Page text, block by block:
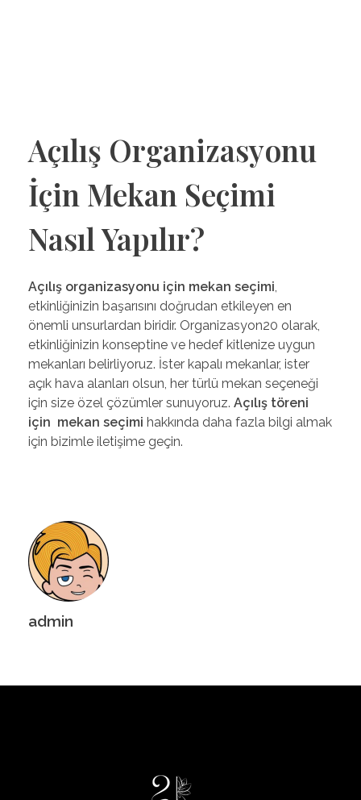
Açılış Organizasyonu
İçin Mekan Seçimi
Nasıl Yapılır?
Açılış organizasyonu için mekan seçimi
etkinliğinizin başarısını doğrudan etkileyen en
önemli unsurlardan biridir. Organizasyon20 olarak,
etkinliğinizin konseptine ve hedef kitlenize uygun
mekanları belirliyoruz. İster kapalı mekanlar, ister
açık hava alanları olsun, her türlü mekan seçeneği
için size özel çözümler sunuyoruz. Açılış töreni
için mekan seçimi hakkında daha fazla bilgi almak
için bizimle iletişime geçin.
admin